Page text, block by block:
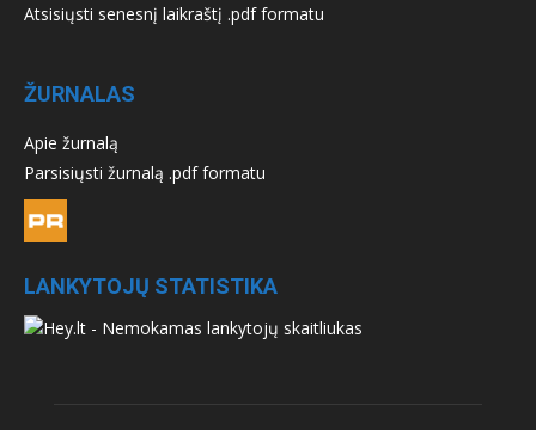
Atsisiųsti senesnį laikraštį .pdf formatu
ŽURNALAS
Apie žurnalą
Parsisiųsti žurnalą .pdf formatu
LANKYTOJŲ STATISTIKA